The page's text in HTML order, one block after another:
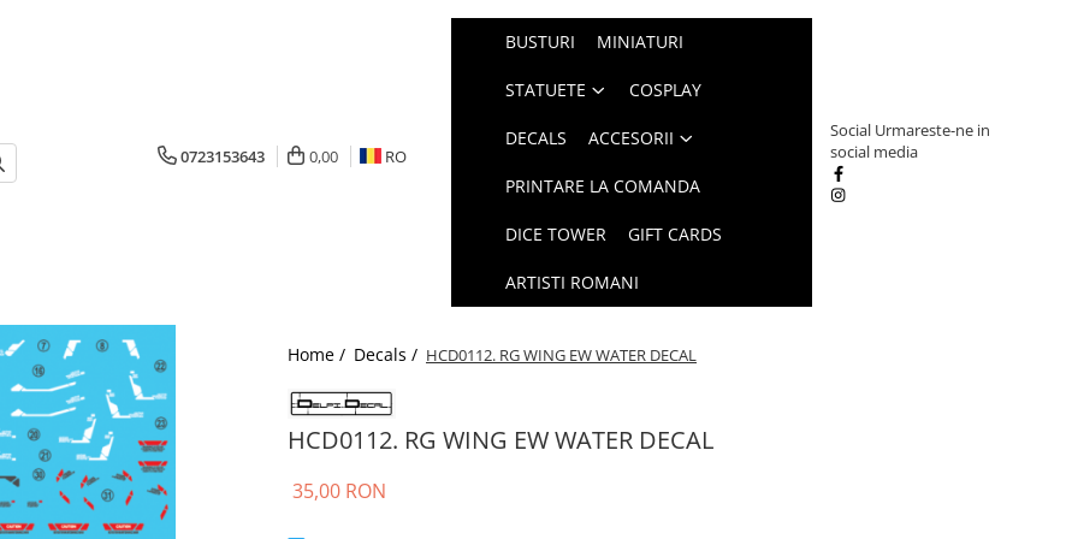
0723153643 0,00 RO
BUSTURI MINIATURI
STATUETE COSPLAY
DECALS ACCESORII
PRINTARE LA COMANDA
DICE TOWER GIFT CARDS
ARTISTI ROMANI
Social Urmareste-ne in
social media
Home / Decals / HCD0112. RG WING EW WATER DECAL
HCD0112. RG WING EW WATER DECAL
35,00 RON